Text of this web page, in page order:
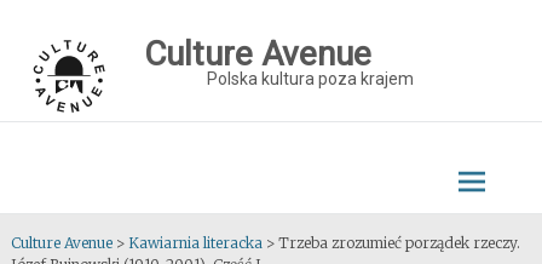
content
Culture Avenue
Polska kultura poza krajem
Culture Avenue> Kawiarnia literacka> Trzeba zrozumieć porządek rzeczy.